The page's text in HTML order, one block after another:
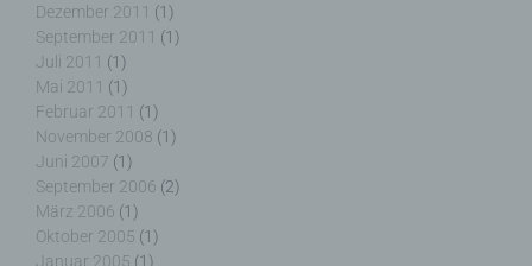
Dezember 2011 (1)
September 2011 (1)
Juli 2011 (1)
Mai 2011 (1)
Februar 2011 (1)
November 2008 (1)
Juni 2007 (1)
September 2006 (2)
März 2006 (1)
Oktober 2005 (1)
Name und Anschrift des für die Verarbeitung
Verantwortlichen
Verantwortlicher im Sinne der Datenschutz-
Grundverordnung, sonstiger in den Mitgliedstaaten
der Europäischen Union geltenden
Datenschutzgesetze und anderer Bestimmungen